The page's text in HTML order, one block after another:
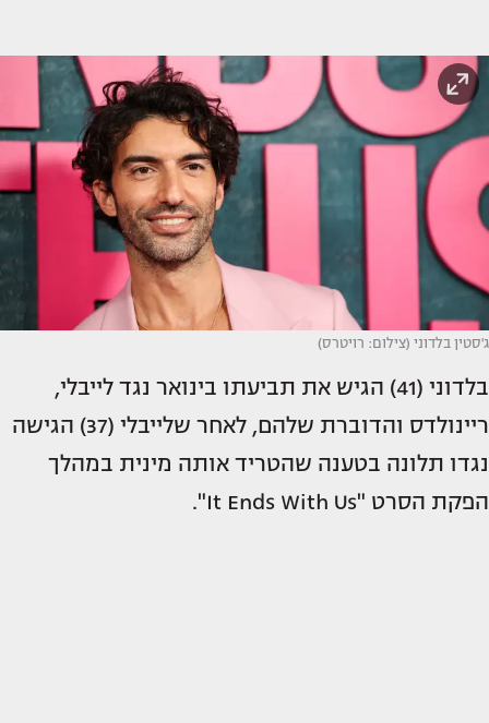
ג'סטין בלדוני (צילום: רויטרס)
בלדוני (41) הגיש את תביעתו בינואר נגד לייבלי,
ריינולדס והדוברת שלהם, לאחר שלייבלי (37) הגישה
נגדו תלונה בטענה שהטריד אותה מינית במהלך
הפקת הסרט "It Ends With Us".